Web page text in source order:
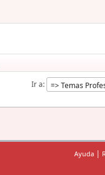
Ir a
Ayuda |